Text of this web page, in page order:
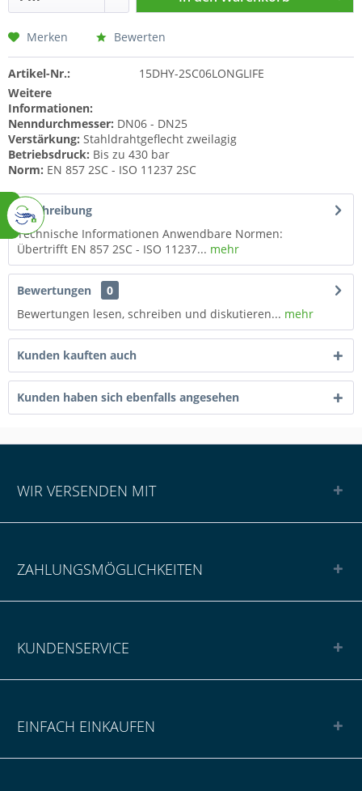
Merken Bewerten
Artikel-Nr.:
15DHY-2SC06LONGLIFE
Weitere
Informationen:
Nenndurchmesser: DN06 - DN25
Verstärkung: Stahldrahtgeflecht zweilagig
Betriebsdruck: Bis zu 430 bar
Norm: EN 857 2SC - ISO 11237 2SC
Beschreibung
Technische Informationen Anwendbare Normen:
Übertrifft EN 857 2SC - ISO 11237... mehr
Bewertungen
0
Bewertungen lesen, schreiben und diskutieren... mehr
Kunden kauften auch
Kunden haben sich ebenfalls angesehen
WIR VERSENDEN MIT
ZAHLUNGSMÖGLICHKEITEN
KUNDENSERVICE
EINFACH EINKAUFEN